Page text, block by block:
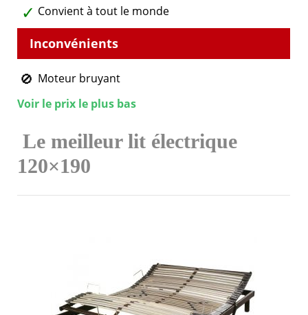
Convient à tout le monde
Moteur bruyant
Voir le prix le plus bas
Le meilleur lit électrique
120×190